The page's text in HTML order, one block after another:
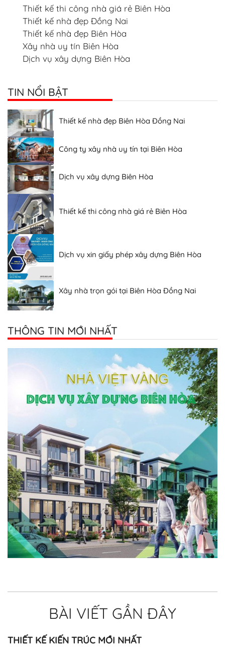
Thiết kế thi công nhà giá rẻ Biên Hòa
Thiết kế nhà đẹp Đồng Nai
Thiết kế nhà đẹp Biên Hòa
Xây nhà uy tín Biên Hòa
Dịch vụ xây dựng Biên Hòa
TIN NỔI BẬT
Dịch vụ xin giấy phép xây dựng Biên Hòa
Thiết kế nhà đẹp Biên Hòa Đồng Nai
Công ty xây nhà uy tín tại Biên Hòa
Dịch vụ xây dựng Biên Hòa
Thiết kế thi công nhà giá rẻ Biên Hòa
THÔNG TIN MỚI NHẤT
BÀI VIẾT GẦN ĐÂY
THIẾT KẾ KIẾN TRÚC MỚI NHẤT